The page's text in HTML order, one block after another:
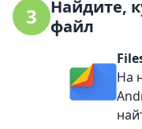
3
Найдите,
файл
На